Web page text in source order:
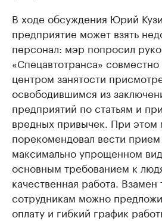
В ходе обсуждения Юрий
предприятие может взять
персонал: мэр попросил
«Спецавтотранса»
центром занятости
освободившимся из
предприятий по статьям и
вредных привычек. При этом
порекомендовал вести
максимально упрощенном
основным требованием к
качественная работа. Взамен
сотрудникам можно
оплату и гибкий график